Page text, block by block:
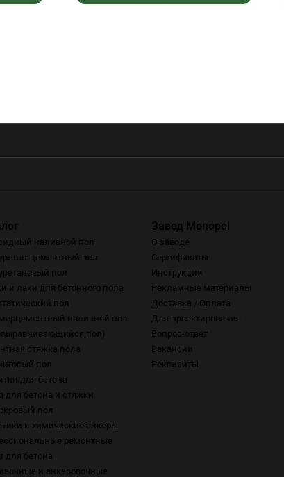
наливной пол
цементный пол
пол
и лаки для бетонного пола
пол
наливной пол
пол)
стяжка пола
пол
для бетона
для бетона и стяжки
пол
и химические анкеры
ремонтные
для бетона
и анкеровочные
Завод Monopol
О заводе
Сертификаты
Инструкции
Рекламные материалы
Доставка / Оплата
Для проектирования
Вопрос-ответ
Вакансии
Реквизиты